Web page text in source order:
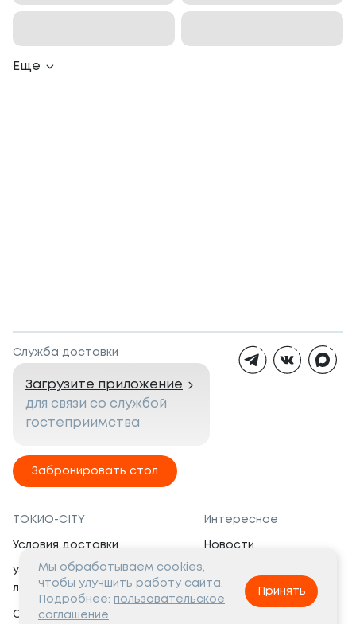
Еще
Служба доставки
Загрузите приложение
для связи со службой
гостеприимства
Забронировать стол
ТОКИО-CITY
Условия доставки
Условия программы
лояльности
Сертификаты
Интересное
Новости
Вакансии
Социальная жизнь
Мы обрабатываем cookies,
чтобы улучшить работу сайта.
Подробнее: пользовательское
соглашение
Принять